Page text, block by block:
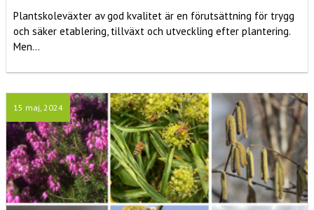
Plantskoleväxter av god kvalitet är en förutsättning för trygg
och säker etablering, tillväxt och utveckling efter plantering.
Men...
15 maj, 2024